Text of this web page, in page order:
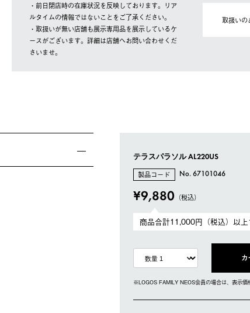
・前日閉店時の在庫状況を反映しております。リア
ルタイムの情報ではないことをご了承ください。
・取扱いが無い店舗も展示専用品を展示しているケ
ースがございます。詳細は店舗へお問い合わせくだ
さいませ。
取扱いの
テラスパラソル AL220US
製品コード No. 67101046
¥9,880（税込）
商品合計11,000円（税込）以
カ
※LOGOS FAMILY NEOS会員の場合は、表⽰価